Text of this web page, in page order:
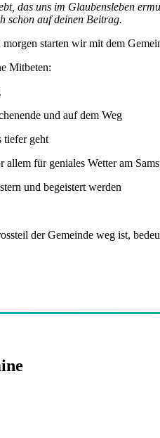
das uns im Glaubensleben
schon auf deinen Beitrag.
starten wir mit dem
Mitbeten:
und auf dem Weg
tiefer geht
allem für geniales Wetter am
und begeistert werden
der Gemeinde weg ist,